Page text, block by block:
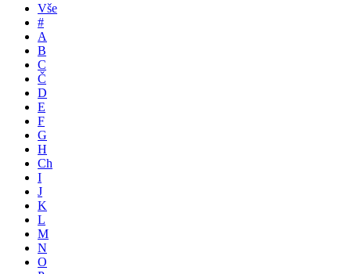
Vše
#
A
B
C
Č
D
E
F
G
H
Ch
I
J
K
L
M
N
O